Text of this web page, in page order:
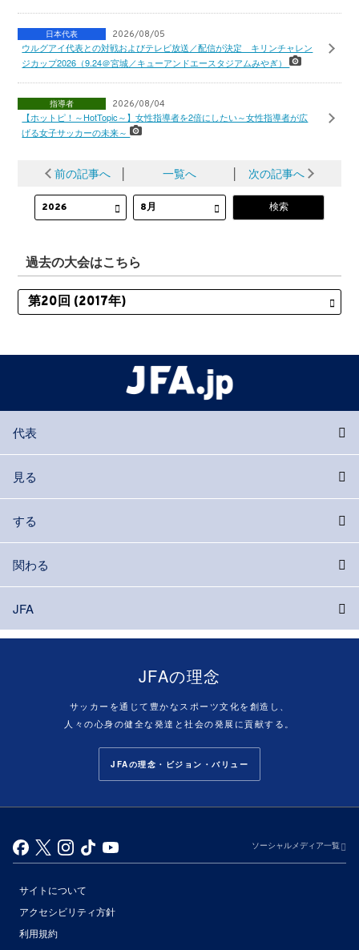
日本代表 2026/08/05
ウルグアイ代表との対戦およびテレビ放送／配信が決定 キリンチャレン
ジカップ2026（9.24＠宮城／キューアンドエースタジアムみやぎ）
指導者 2026/08/04
【ホットピ！～HotTopic～】女性指導者を2倍にしたい～女性指導者が広
げる女子サッカーの未来～
前の記事へ │ 一覧へ │ 次の記事へ
過去の大会はこちら
代表
見る
する
関わる
JFA
JFAの理念
サッカーを通じて豊かなスポーツ文化を創造し、
人々の心身の健全な発達と社会の発展に貢献する。
JFAの理念・ビジョン・バリュー
ソーシャルメディア一覧
サイトについて
アクセシビリティ方針
利用規約